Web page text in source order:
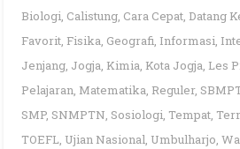
Biologi, Calistung, Cara Cepat, Datang
Favorit, Fisika, Geografi, Informasi,
Jenjang, Jogja, Kimia, Kota Jogja, Les
Pelajaran, Matematika, Reguler,
SMP, SNMPTN, Sosiologi, Tempat,
TOEFL, Ujian Nasional, Umbulharjo,